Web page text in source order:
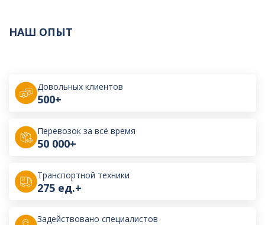
НАШ ОПЫТ
Довольных клиентов
500+
Перевозок за всё время
50 000+
Транспортной техники
275 ед.+
Задействовано специалистов